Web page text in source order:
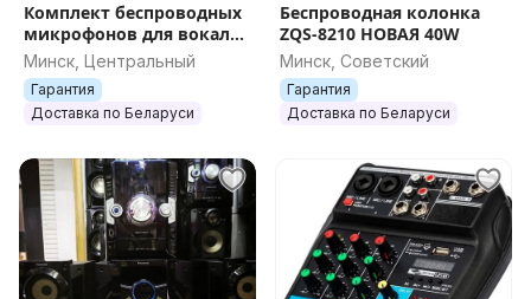
Комплект беспроводных
микрофонов для вокала
и караоке + приёмник,
под Shure SM-58 / JBL-2
Pro
Минск, Центральный
Гарантия
Доставка по Беларуси
Беспроводная колонка
ZQS-8210 НОВАЯ 40W
Минск, Советский
Гарантия
Доставка по Беларуси